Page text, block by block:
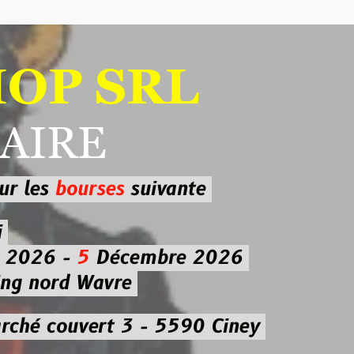
SRL
suivante
5Décembre 2026
Wavre
3 - 5590 Ciney